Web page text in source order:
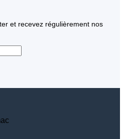
et recevez régulièrement nos